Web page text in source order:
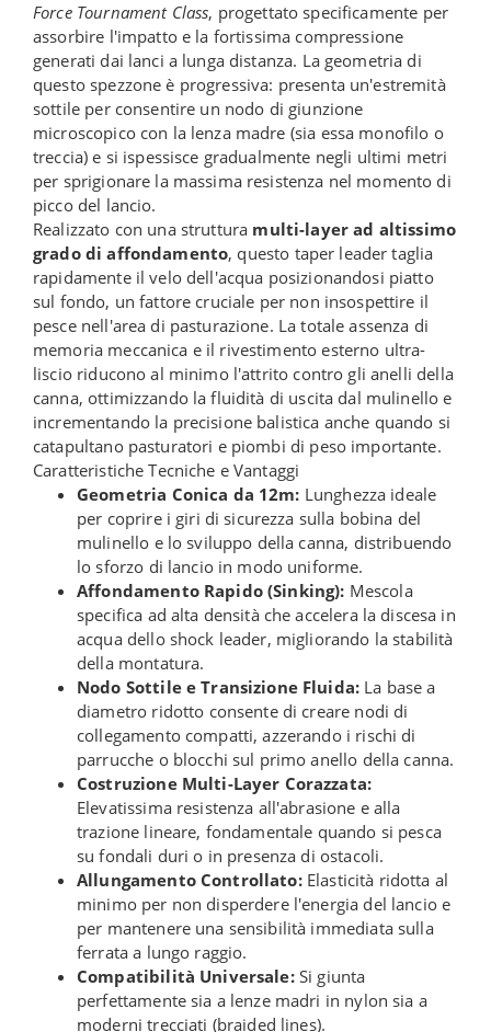
Force Tournament Class, progettato specificamente per
assorbire l'impatto e la fortissima compressione
generati dai lanci a lunga distanza. La geometria di
questo spezzone è progressiva: presenta un'estremità
sottile per consentire un nodo di giunzione
microscopico con la lenza madre (sia essa monofilo o
treccia) e si ispessisce gradualmente negli ultimi metri
per sprigionare la massima resistenza nel momento di
picco del lancio.
Realizzato con una struttura multi-layer ad altissimo
grado di affondamento, questo taper leader taglia
rapidamente il velo dell'acqua posizionandosi piatto
sul fondo, un fattore cruciale per non insospettire il
pesce nell'area di pasturazione. La totale assenza di
memoria meccanica e il rivestimento esterno ultra-
liscio riducono al minimo l'attrito contro gli anelli della
canna, ottimizzando la fluidità di uscita dal mulinello e
incrementando la precisione balistica anche quando si
catapultano pasturatori e piombi di peso importante.
Caratteristiche Tecniche e Vantaggi
Geometria Conica da 12m: Lunghezza ideale
per coprire i giri di sicurezza sulla bobina del
mulinello e lo sviluppo della canna, distribuendo
lo sforzo di lancio in modo uniforme.
Affondamento Rapido (Sinking): Mescola
specifica ad alta densità che accelera la discesa in
acqua dello shock leader, migliorando la stabilità
della montatura.
Nodo Sottile e Transizione Fluida: La base a
diametro ridotto consente di creare nodi di
collegamento compatti, azzerando i rischi di
parrucche o blocchi sul primo anello della canna.
Costruzione Multi-Layer Corazzata:
Elevatissima resistenza all'abrasione e alla
trazione lineare, fondamentale quando si pesca
su fondali duri o in presenza di ostacoli.
Allungamento Controllato:Elasticità ridotta al
minimo per non disperdere l'energia del lancio e
per mantenere una sensibilità immediata sulla
ferrata a lungo raggio.
Compatibilità Universale:Si giunta
perfettamente sia a lenze madri in nylon sia a
moderni trecciati (braided lines).